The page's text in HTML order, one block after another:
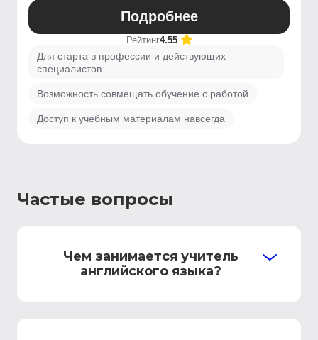
Подробнее
Рейтинг4.55
Для старта в профессии и действующих
специалистов
Возможность совмещать обучение с работой
Доступ к учебным материалам навсегда
Частые вопросы
Чем занимается учитель
английского языка?